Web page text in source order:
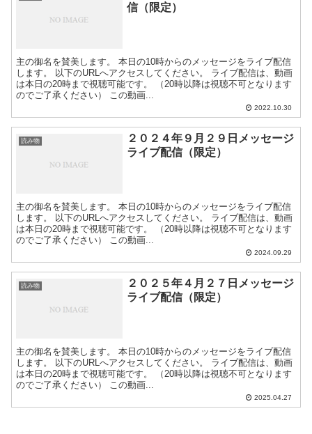
信（限定）
主の御名を賛美します。 本日の10時からのメッセージをライブ配信
します。 以下のURLへアクセスしてください。 ライブ配信は、動画
は本日の20時まで視聴可能です。 （20時以降は視聴不可となります
のでご了承ください） この動画...
2022.10.30
読み物
２０２４年９月２９日メッセージ
ライブ配信（限定）
主の御名を賛美します。 本日の10時からのメッセージをライブ配信
します。 以下のURLへアクセスしてください。 ライブ配信は、動画
は本日の20時まで視聴可能です。 （20時以降は視聴不可となります
のでご了承ください） この動画...
2024.09.29
読み物
２０２５年４月２７日メッセージ
ライブ配信（限定）
主の御名を賛美します。 本日の10時からのメッセージをライブ配信
します。 以下のURLへアクセスしてください。 ライブ配信は、動画
は本日の20時まで視聴可能です。 （20時以降は視聴不可となります
のでご了承ください） この動画...
2025.04.27